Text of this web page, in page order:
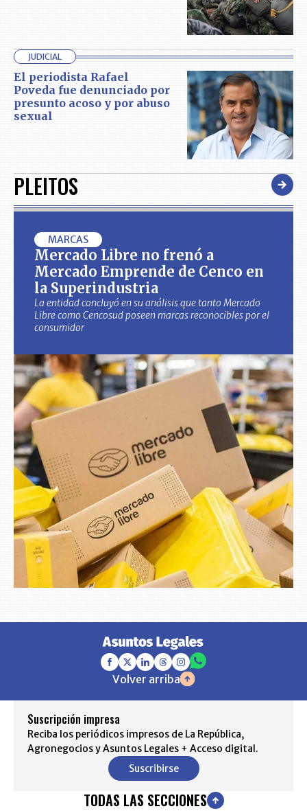
JUDICIAL
El periodista Rafael
Poveda fue denunciado por
presunto acoso y por abuso
sexual
PLEITOS
MARCAS
Mercado Libre no frenó a
Mercado Emprende de Cenco en
la Superindustria
La entidad concluyó en su análisis que tanto Mercado
Libre como Cencosud poseen marcas reconocibles por el
consumidor
Volver arriba
Suscripción impresa
Reciba los periódicos impresos de La República,
Agronegocios y Asuntos Legales + Acceso digital.
Suscribirse
TODAS LAS SECCIONES